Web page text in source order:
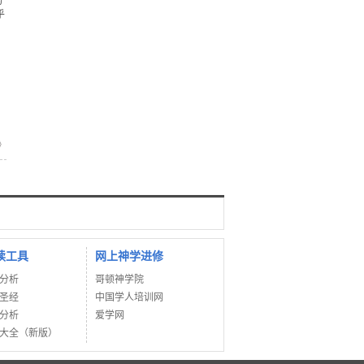
工具
析
经
析
全（新版）
网上神学进修
哥顿神学院
中国学人培训网
爱学网